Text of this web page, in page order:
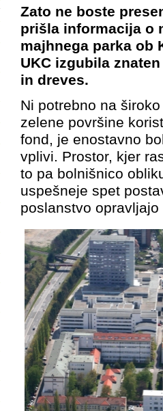
Zato ne boste
prišla informacija o
majhnega parka ob
UKC izgubila
in dreves.
Ni potrebno na
zelene površine
fond, je enostavno
vplivi. Prostor, kjer
to pa bolnišnico
uspešneje spet
poslanstvo opravljajo